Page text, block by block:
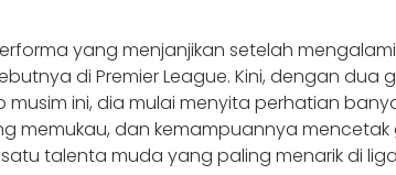
yang menjanjikan setelah
di Premier League. Kini, dengan dua
ini, dia mulai menyita perhatian
memukau, dan kemampuannya mencetak
talenta muda yang paling menarik di